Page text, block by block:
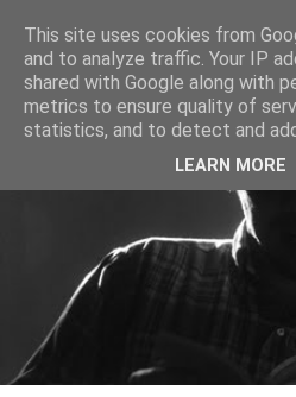
This site uses cookies from
and to analyze traffic. Your IP
shared with Google along with
metrics to ensure quality of
statistics, and to detect and
LEARN MORE